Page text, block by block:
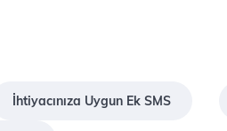
İhtiyacınıza Uygun Ek SMS